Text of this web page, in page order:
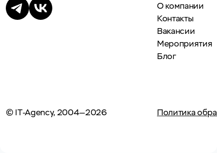
О компании
Контакты
Вакансии
Мероприятия
Блог
© IT-Agency, 2004—2026 Политика